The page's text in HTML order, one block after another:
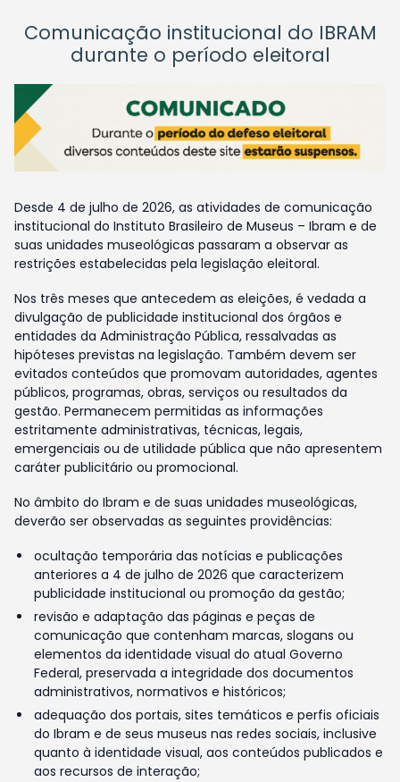
Comunicação institucional do IBRAM
durante o período eleitoral
Desde 4 de julho de 2026, as atividades de comunicação
institucional do Instituto Brasileiro de Museus – Ibram e de
suas unidades museológicas passaram a observar as
restrições estabelecidas pela legislação eleitoral.
Nos três meses que antecedem as eleições, é vedada a
divulgação de publicidade institucional dos órgãos e
entidades da Administração Pública, ressalvadas as
hipóteses previstas na legislação. Também devem ser
evitados conteúdos que promovam autoridades, agentes
públicos, programas, obras, serviços ou resultados da
gestão. Permanecem permitidas as informações
estritamente administrativas, técnicas, legais,
emergenciais ou de utilidade pública que não apresentem
caráter publicitário ou promocional.
No âmbito do Ibram e de suas unidades museológicas,
deverão ser observadas as seguintes providências:
ocultação temporária das notícias e publicações
anteriores a 4 de julho de 2026 que caracterizem
publicidade institucional ou promoção da gestão;
revisão e adaptação das páginas e peças de
comunicação que contenham marcas, slogans ou
elementos da identidade visual do atual Governo
Federal, preservada a integridade dos documentos
administrativos, normativos e históricos;
adequação dos portais, sites temáticos e perfis oficiais
do Ibram e de seus museus nas redes sociais, inclusive
quanto à identidade visual, aos conteúdos publicados e
aos recursos de interação;